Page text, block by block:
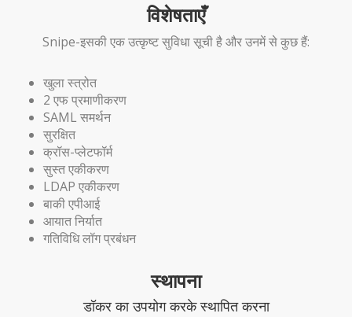
विशेषताएँ
Snipe-इसकी एक उत्कृष्ट सुविधा सूची है और उनमें से कुछ हैं:
खुला स्त्रोत
2 एफ प्रमाणीकरण
SAML समर्थन
सुरक्षित
क्रॉस-प्लेटफॉर्म
सुस्त एकीकरण
LDAP एकीकरण
बाकी एपीआई
आयात निर्यात
गतिविधि लॉग प्रबंधन
स्थापना
डॉकर का उपयोग करके स्थापित करना